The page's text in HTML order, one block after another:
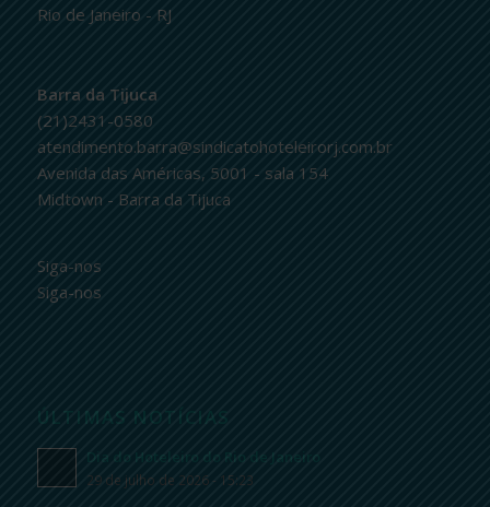
Rio de Janeiro - RJ
Barra da Tijuca
(21)2431-0580
atendimento.barra@sindicatohoteleirorj.com.br
Avenida das Américas, 5001 - sala 154
Midtown - Barra da Tijuca
Siga-nos
Siga-nos
ÚLTIMAS NOTÍCIAS
Dia do Hoteleiro do Rio de Janeiro
29 de julho de 2026 - 15:23